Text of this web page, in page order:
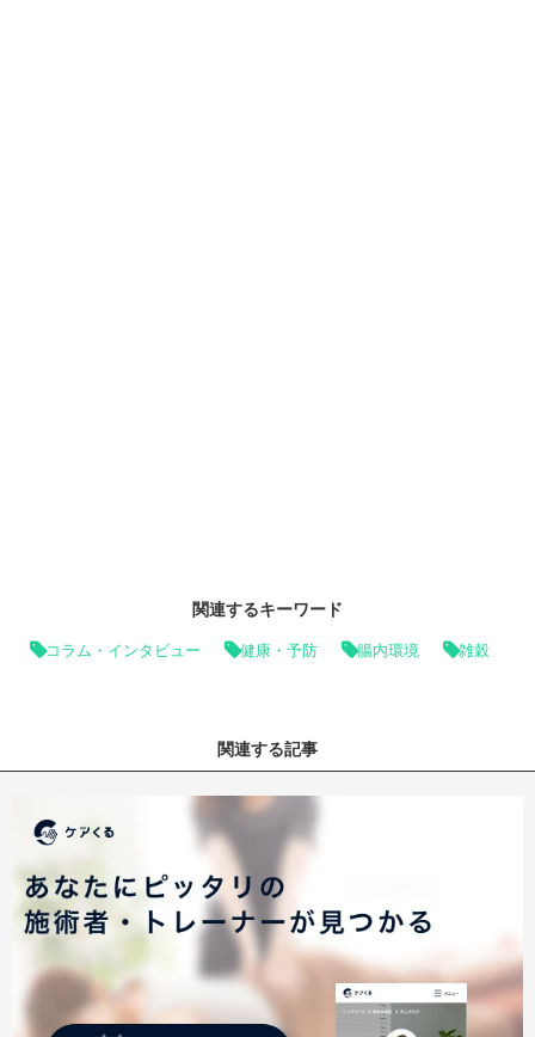
関連するキーワード
コラム・インタビュー 健康・予防 腸内環境 雑穀
関連する記事